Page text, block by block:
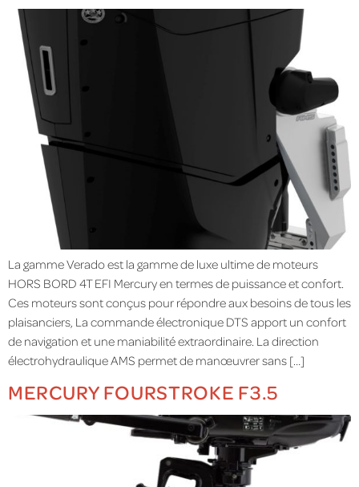
La gamme Verado est la gamme de luxe ultime de moteurs
HORS BORD 4T EFI Mercury en termes de puissance et confort.
Ces moteurs sont conçus pour répondre aux besoins de tous les
plaisanciers, La commande électronique DTS apport un confort
de navigation et une maniabilité extraordinaire. La direction
électrohydraulique AMS permet de manœuvrer sans […]
MERCURY FOURSTROKE F3.5